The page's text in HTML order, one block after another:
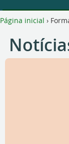
Página inicial ›